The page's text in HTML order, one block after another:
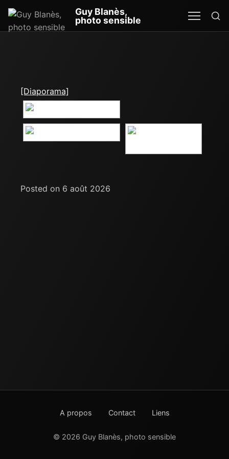
Guy Blanès,
photo sensible
[Diaporama]
Posted on 6 août 2026
A propos Contact Liens
© 2026 Guy Blanès, photo sensible